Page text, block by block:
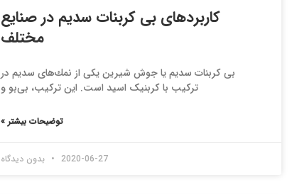
كاربردهای بی كربنات سديم در صنایع
مختلف
بی كربنات سدیم یا جوش شیرین یكی از نمك‌های سدیم در
تركیب با كربنیک اسید است. این تركیب، بی‌بو و
توضیحات بیشتر »
2020-06-27 بدون دیدگاه